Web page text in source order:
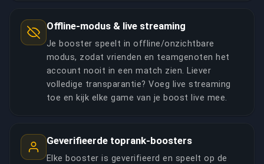
Offline-modus & live streaming
Je booster speelt in offline/onzichtbare
modus, zodat vrienden en teamgenoten het
account nooit in een match zien. Liever
volledige transparantie? Voeg live streaming
toe en kijk elke game van je boost live mee.
Geverifieerde toprank-boosters
Elke booster is geverifieerd en speelt op de